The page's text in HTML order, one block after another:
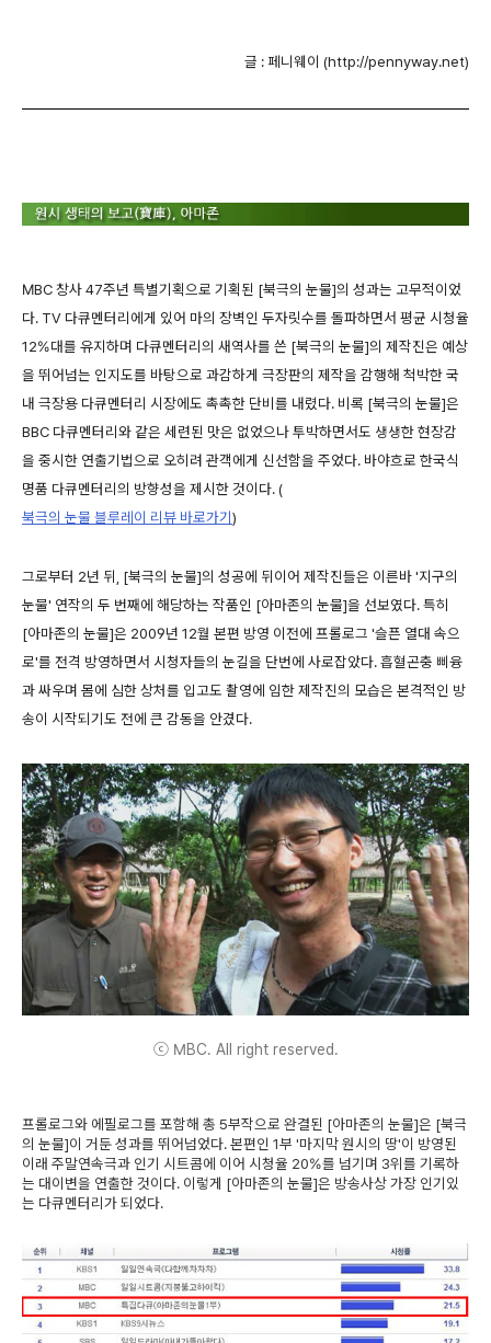
글 : 페니웨이 (http://pennyway.net)
MBC 창사 47주년 특별기획으로 기획된 [북극의 눈물]의 성과는 고무적이었
다. TV 다큐멘터리에게 있어 마의 장벽인 두자릿수를 돌파하면서 평균 시청율
12%대를 유지하며 다큐멘터리의 새역사를 쓴 [북극의 눈물]의 제작진은 예상
을 뛰어넘는 인지도를 바탕으로 과감하게 극장판의 제작을 감행해 척박한 국
내 극장용 다큐멘터리 시장에도 촉촉한 단비를 내렸다. 비록 [북극의 눈물]은
BBC 다큐멘터리와 같은 세련된 맛은 없었으나 투박하면서도 생생한 현장감
을 중시한 연출기법으로 오히려 관객에게 신선함을 주었다. 바야흐로 한국식
명품 다큐멘터리의 방향성을 제시한 것이다. (
북극의 눈물 블루레이 리뷰 바로가기)
그로부터 2년 뒤, [북극의 눈물]의 성공에 뒤이어 제작진들은 이른바 '지구의
눈물' 연작의 두 번째에 해당하는 작품인 [아마존의 눈물]을 선보였다. 특히
[아마존의 눈물]은 2009년 12월 본편 방영 이전에 프롤로그 '슬픈 열대 속으
로'를 전격 방영하면서 시청자들의 눈길을 단번에 사로잡았다. 흡혈곤충 삐융
과 싸우며 몸에 심한 상처를 입고도 촬영에 임한 제작진의 모습은 본격적인 방
송이 시작되기도 전에 큰 감동을 안겼다.
ⓒ MBC. All right reserved.
프롤로그와 에필로그를 포함해 총 5부작으로 완결된 [아마존의 눈물]은 [북극
의 눈물]이 거둔 성과를 뛰어넘었다. 본편인 1부 '마지막 원시의 땅'이 방영된
이래 주말연속극과 인기 시트콤에 이어 시청율 20%를 넘기며 3위를 기록하
는 대이변을 연출한 것이다. 이렇게 [아마존의 눈물]은 방송사상 가장 인기있
는 다큐멘터리가 되었다.